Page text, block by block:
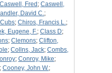
Caswell, Fred ; Caswell,
David C.;
; Chiros, Francis L.;
Eugene, F.; Class D;
; Clemons; Clifton,
; Collns, Jack; Combs,
; Conroy, Mike;
; Cooney, John W.;